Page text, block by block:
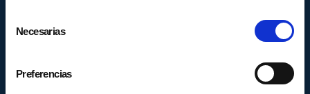
Necesarias
Preferencias